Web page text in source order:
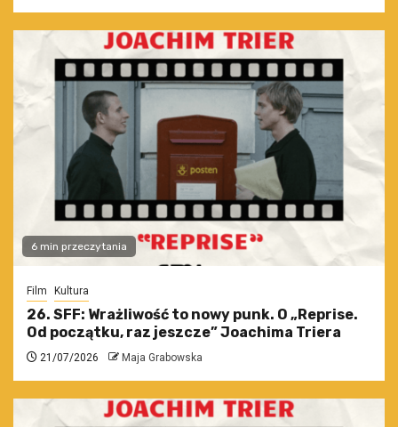
6 min przeczytania
Film Kultura
26. SFF: Wrażliwość to nowy punk. O „Reprise.
Od początku, raz jeszcze” Joachima Triera
21/07/2026 Maja Grabowska